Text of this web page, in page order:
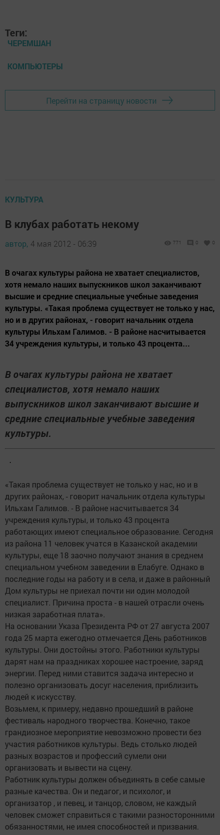
Теги:
ЧЕРЕМШАН
КОМПЬЮТЕРЫ
Перейти на страницу новости
КУЛЬТУРА
В клубах работать некому
автор, 4 мая 2012 - 06:39 771 0 0
В очагах культуры района не хватает специалистов,
хотя немало наших выпускников школ заканчивают
высшие и средние специальные учебные заведения
культуры. «Такая проблема существует не только у нас,
но и в других районах, - говорит начальник отдела
культуры Ильхам Галимов. - В районе насчитывается
34 учреждения культуры, и только 43 процента...
В очагах культуры района не хватает
специалистов, хотя немало наших
выпускников школ заканчивают высшие и
средние специальные учебные заведения
культуры.
«Такая проблема существует не только у нас, но и в
других районах, - говорит начальник отдела культуры
Ильхам Галимов. - В районе насчитывается 34
учреждения культуры, и только 43 процента
работающих имеют специальное образование. Сегодня
из района 11 человек учатся в Казанской академии
культуры, еще 18 заочно получают знания в среднем
специальном учебном заведении в Елабуге. Однако в
последние годы на работу и в села, и даже в районный
Дом культуры не приехал почти ни один молодой
специалист. Причина проста - в нашей отрасли очень
низкая заработная плата».
На основании Указа Президента РФ от 27 августа 2007
года 25 марта ежегодно отмечается День работников
культуры. Они достойны этого. Работники культуры
дарят нам на праздниках хорошее настроение, заряд
энергии. Перед ними ставится задача интересно и
полезно организовать досуг населения, приблизить
людей к искусству.
Возьмем, к примеру, недавно прошедший в районе
фестиваль народного творчества. Конечно, такое
грандиозное мероприятие невозможно провести без
участия работников культуры. Ведь столько людей
разных возрастов и профессий сумели они
организовать и вывести на сцену.
Работник культуры должен объединять в себе самые
разные качества. Он и педагог, и психолог, и
организатор , и певец, и танцор, словом, не каждый
человек сможет справиться с такими разносторонними
обязанностями, не имея способностей и призвания.